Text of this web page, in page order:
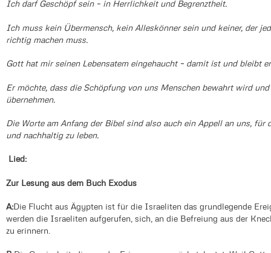
Ich darf Geschöpf sein – in Herrlichkeit und Begrenztheit.
Ich muss kein Übermensch, kein Alleskönner sein und keiner, der
richtig machen muss.
Gott hat mir seinen Lebensatem eingehaucht – damit ist und bleibt
Er möchte, dass die Schöpfung von uns Menschen bewahrt wird
übernehmen.
Die Worte am Anfang der Bibel sind also auch ein Appell an uns, für
und nachhaltig zu leben.
Lied:
Zur Lesung aus dem Buch Exodus
A:Die Flucht aus Ägypten ist für die Israeliten das grundlegende
werden die Israeliten aufgerufen, sich, an die Befreiung aus der
zu erinnern.